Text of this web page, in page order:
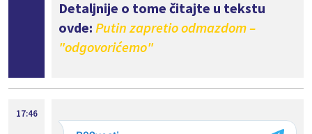
Detaljnije o tome čitajte u tekstu
ovde: Putin zapretio odmazdom –
"odgovorićemo"
17:46